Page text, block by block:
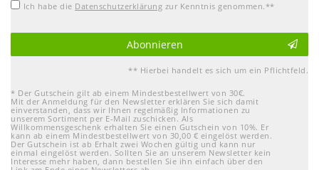
Ich habe die Daten­schutz­erklärung zur Kenntnis genommen.**
Abonnieren
** Hierbei handelt es sich um ein Pflichtfeld.
* Der Gutschein gilt ab einem Mindestbestellwert von 30€.
Mit der Anmeldung für den Newsletter erklären Sie sich damit
einverstanden, dass wir Ihnen regelmäßig Informationen zu
unserem Sortiment per E-Mail zuschicken. Als
Willkommensgeschenk erhalten Sie einen Gutschein von 10%. Er
kann ab einem Mindestbestellwert von 30,00 € eingelöst werden.
Der Gutschein ist ab Erhalt zwei Wochen gültig und kann nur
einmal eingelöst werden. Sollten Sie an unserem Newsletter kein
Interesse mehr haben, dann bestellen Sie ihn einfach über den